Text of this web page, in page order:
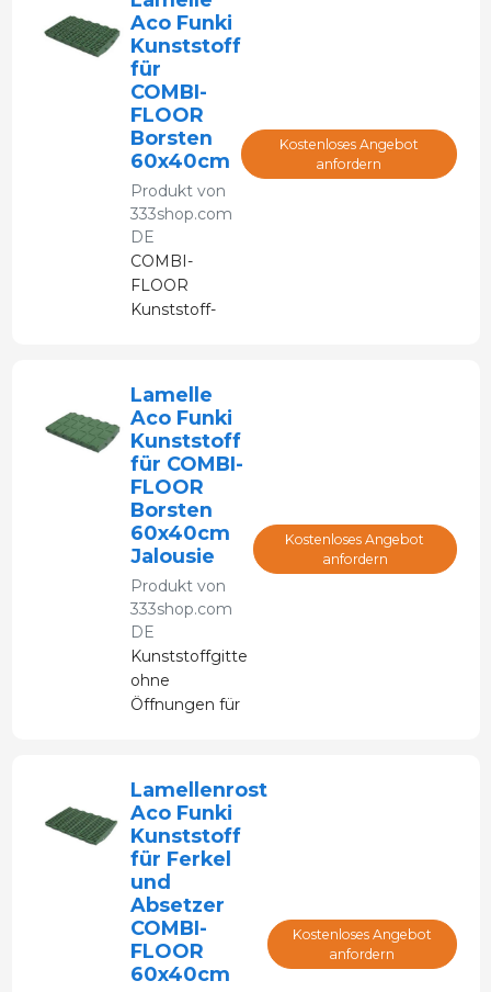
Aco Funki
Kunststoff
für
COMBI-
FLOOR
Borsten
60x40cm
Produkt von
333shop.com
DE
COMBI-
FLOOR
Kunststoff-
Kostenloses Angebot
anfordern
Lamelle
Aco Funki
Kunststoff
für COMBI-
FLOOR
Borsten
60x40cm
Jalousie
Produkt von
333shop.com
DE
Kunststoffgitter
ohne
Öffnungen für
speziell für
Sauen.
Kostenloses Angebot
anfordern
Lamellenrost
Aco Funki
Kunststoff
für Ferkel
und
Absetzer
COMBI-
FLOOR
60x40cm
Kostenloses Angebot
anfordern